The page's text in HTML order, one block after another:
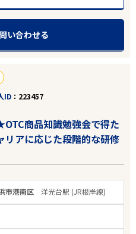
い合わせる
ID 223457
商品知識勉強会で得た
リアに応じた段階的な研修
市港南区洋光台駅 (JR根岸線)